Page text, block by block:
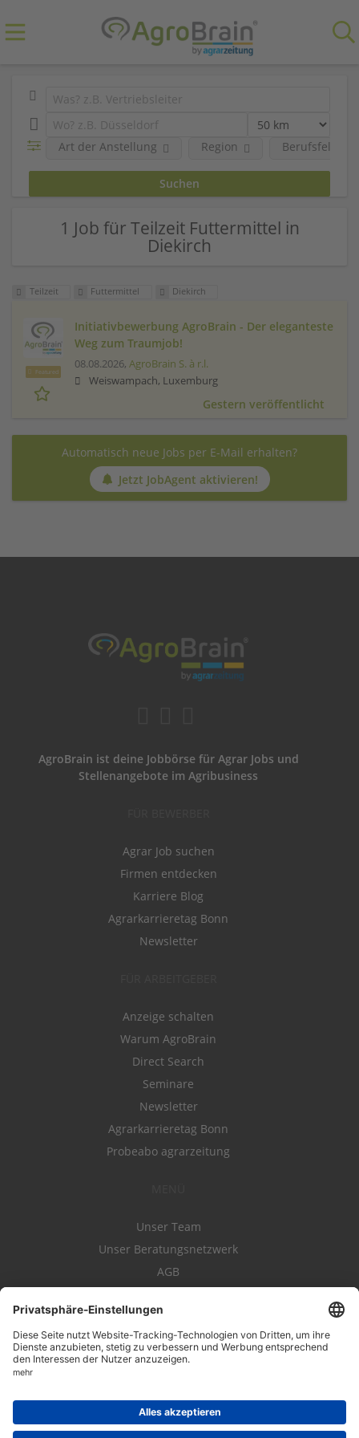
Art der Anstellung Region Berufsfeld
1 Job für Teilzeit Futtermittel in
Diekirch
Teilzeit Futtermittel Diekirch
Featured
Initiativbewerbung AgroBrain - Der eleganteste
Weg zum Traumjob!
08.08.2026, AgroBrain S. à r.l.
Weiswampach, Luxemburg
Gestern veröffentlicht
Automatisch neue Jobs per E-Mail erhalten?
Jetzt JobAgent aktivieren!
AgroBrain ist deine Jobbörse für Agrar Jobs und
Stellenangebote im Agribusiness
Agrar Job suchen
Firmen entdecken
Karriere Blog
Agrarkarrieretag Bonn
Newsletter
Anzeige schalten
Warum AgroBrain
Direct Search
Seminare
Newsletter
Agrarkarrieretag Bonn
Probeabo agrarzeitung
Unser Team
Unser Beratungsnetzwerk
AGB
Datenschutz
Impressum
Kontakt